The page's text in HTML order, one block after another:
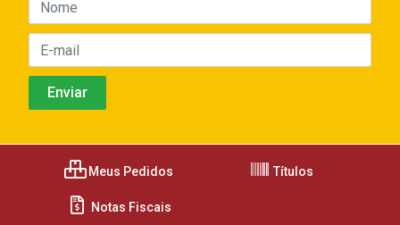
Meus Pedidos Títulos
Notas Fiscais